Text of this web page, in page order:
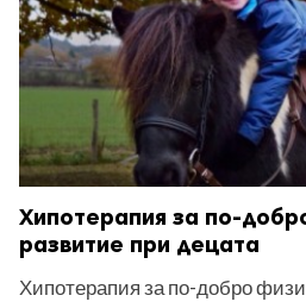
Хипотерапия за по-
развитие при децата
Хипотерапия за по-добро